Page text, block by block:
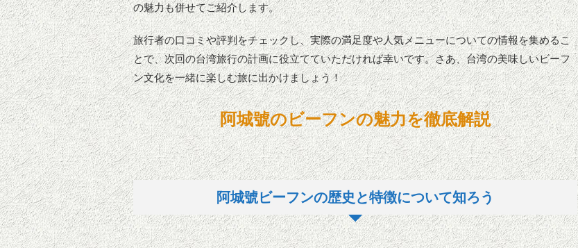
の魅力も併せてご紹介します。
旅行者の口コミや評判をチェックし、実際の満足度や人気メニューについての情報を集めるこ
とで、次回の台湾旅行の計画に役立てていただければ幸いです。さあ、台湾の美味しいビーフ
ン文化を一緒に楽しむ旅に出かけましょう！
阿城號のビーフンの魅力を徹底解説
阿城號ビーフンの歴史と特徴について知ろう